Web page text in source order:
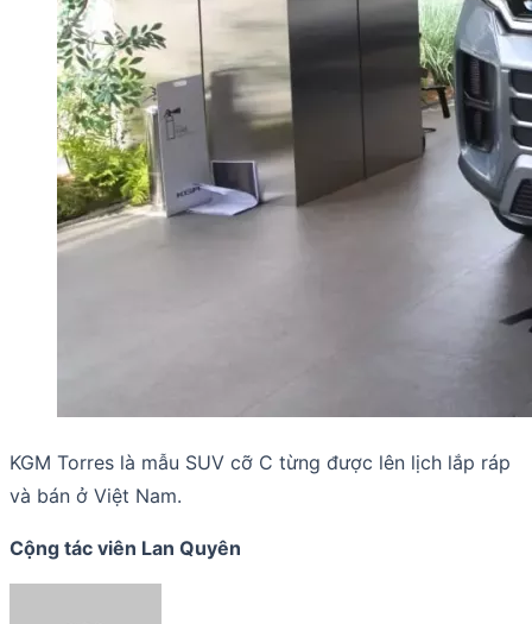
KGM Torres là mẫu SUV cỡ C từng được lên lịch lắp ráp
và bán ở Việt Nam.
Cộng tác viên Lan Quyên